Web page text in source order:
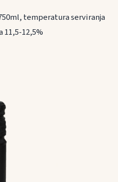
temperatura serviranja
11,5-12,5%